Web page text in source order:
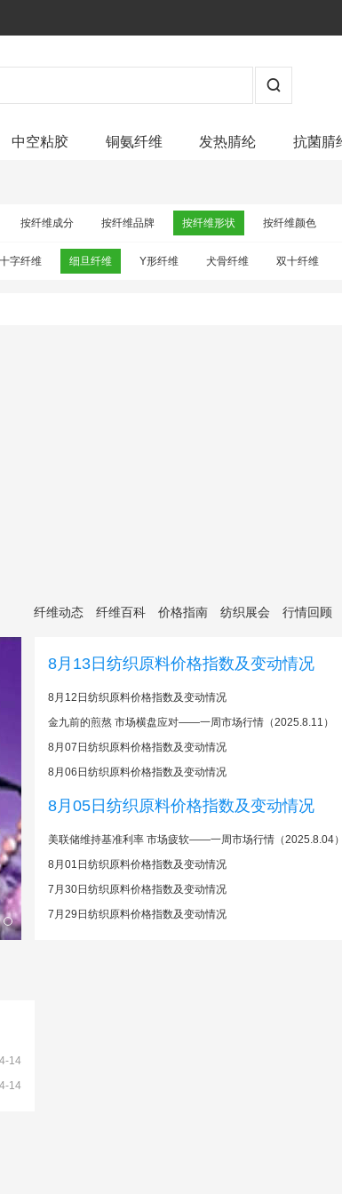
中空粘胶 铜氨纤维 发热腈纶 抗菌腈
按纤维成分 按纤维品牌 按纤维形状 按纤维颜色
十字纤维 细旦纤维 Y形纤维 犬骨纤维 双十纤维
纤维动态 纤维百科 价格指南 纺织展会 行情回顾
8月13日纺织原料价格指数及变动情况
8月12日纺织原料价格指数及变动情况
金九前的煎熬 市场横盘应对——一周市场行情（2025.8.11）
8月07日纺织原料价格指数及变动情况
8月06日纺织原料价格指数及变动情况
8月05日纺织原料价格指数及变动情况
美联储维持基准利率 市场疲软——一周市场行情（2025.8.04）
8月01日纺织原料价格指数及变动情况
7月30日纺织原料价格指数及变动情况
7月29日纺织原料价格指数及变动情况
14
14